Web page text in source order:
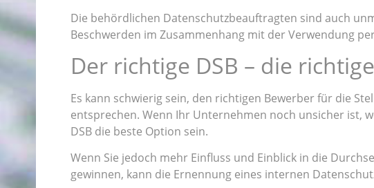
Die behördlichen Datenschutzbeauftragten sind auch
Beschwerden im Zusammenhang mit der Verwendung
Der richtige DSB – die
Es kann schwierig sein, den richtigen Bewerber für die
entsprechen. Wenn Ihr Unternehmen noch unsicher ist,
DSB die beste Option sein.
Wenn Sie jedoch mehr Einfluss und Einblick in die
gewinnen, kann die Ernennung eines internen